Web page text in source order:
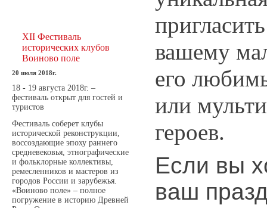
вашему
его
или
героев.
Если вы
ваш
XII Фестиваль
исторических клубов
Воиново поле
20 июля 2018г.
18 - 19 августа 2018г. –
фестиваль открыт для гостей и
туристов
Фестиваль соберет клубы
исторической реконструкции,
воссоздающие эпоху раннего
средневековья, этнографические
и фольклорные коллективы,
ремесленников и мастеров из
городов России и зарубежья.
«Воиново поле» – полное
погружение в историю Древней